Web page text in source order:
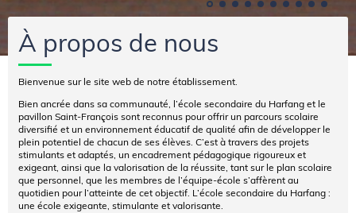
À propos de nous
Bienvenue sur le site web de notre établissement.
Bien ancrée dans sa communauté, l’école secondaire du Harfang et le
pavillon Saint-François sont reconnus pour offrir un parcours scolaire
diversifié et un environnement éducatif de qualité afin de développer le
plein potentiel de chacun de ses élèves. C’est à travers des projets
stimulants et adaptés, un encadrement pédagogique rigoureux et
exigeant, ainsi que la valorisation de la réussite, tant sur le plan scolaire
que personnel, que les membres de l’équipe-école s’affèrent au
quotidien pour l’atteinte de cet objectif. L’école secondaire du Harfang :
une école exigeante, stimulante et valorisante.